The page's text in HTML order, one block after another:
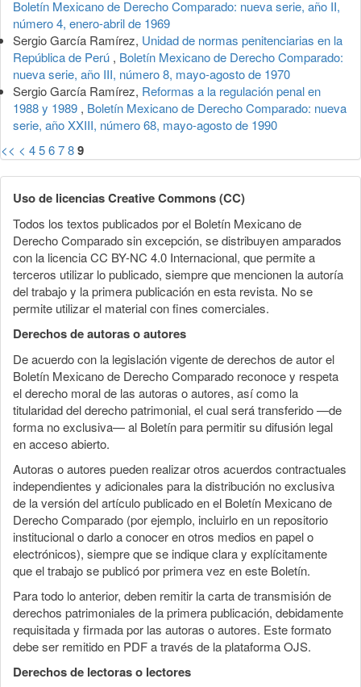
Boletín Mexicano de Derecho Comparado: nueva serie, año II,
número 4, enero-abril de 1969
Sergio García Ramírez, Unidad de normas penitenciarias en la
República de Perú , Boletín Mexicano de Derecho Comparado:
nueva serie, año III, número 8, mayo-agosto de 1970
Sergio García Ramírez, Reformas a la regulación penal en
1988 y 1989 , Boletín Mexicano de Derecho Comparado: nueva
serie, año XXIII, número 68, mayo-agosto de 1990
<< < 456789
Uso de licencias Creative Commons (CC)
Todos los textos publicados por el Boletín Mexicano de
Derecho Comparado sin excepción, se distribuyen amparados
con la licencia CC BY-NC 4.0 Internacional, que permite a
terceros utilizar lo publicado, siempre que mencionen la autoría
del trabajo y la primera publicación en esta revista. No se
permite utilizar el material con fines comerciales.
Derechos de autoras o autores
De acuerdo con la legislación vigente de derechos de autor el
Boletín Mexicano de Derecho Comparado reconoce y respeta
el derecho moral de las autoras o autores, así como la
titularidad del derecho patrimonial, el cual será transferido —de
forma no exclusiva— al Boletín para permitir su difusión legal
en acceso abierto.
Autoras o autores pueden realizar otros acuerdos contractuales
independientes y adicionales para la distribución no exclusiva
de la versión del artículo publicado en el Boletín Mexicano de
Derecho Comparado (por ejemplo, incluirlo en un repositorio
institucional o darlo a conocer en otros medios en papel o
electrónicos), siempre que se indique clara y explícitamente
que el trabajo se publicó por primera vez en este Boletín.
Para todo lo anterior, deben remitir la carta de transmisión de
derechos patrimoniales de la primera publicación, debidamente
requisitada y firmada por las autoras o autores. Este formato
debe ser remitido en PDF a través de la plataforma OJS.
Derechos de lectoras o lectores